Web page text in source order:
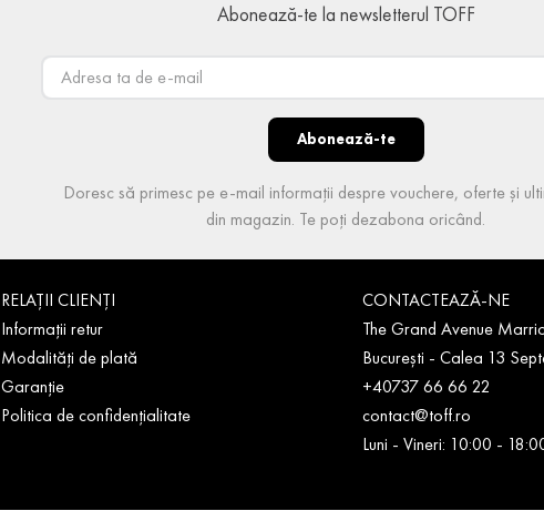
Abonează-te la newsletterul TOFF
Abonează-te
Doresc să primesc pe e-mail informații despre vouchere, oferte și
din magazin. Te poți dezabona oricând.
RELAȚII CLIENȚI
Informații retur
Modalități de plată
Garanție
Politica de confidențialitate
CONTACTEAZĂ-NE
The Grand Avenue
București - Calea 13
+40737 66 66 22
contact@toff.ro
Luni - Vineri: 10:00 -